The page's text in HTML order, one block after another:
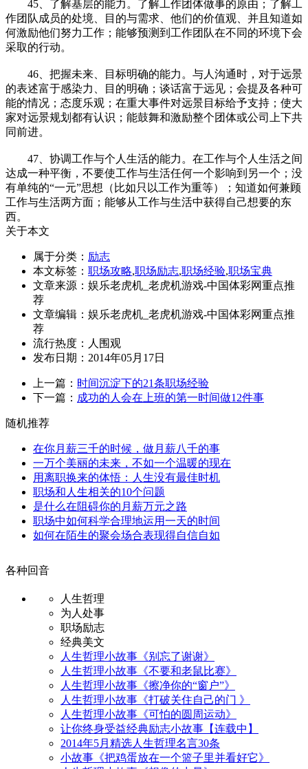
45、了解基层的能力。了解工作团体做事的原由；了解工
作团队成员的处境、目的与需求、他们的价值观、并且知道如
何激励他们努力工作；能够预测到工作团队在不同的环境下会
采取的行动。
46、把握未来、目标明确的能力。与人沟通时，对于远景
的表述富于感染力、目的明确；谈话富于远见；会提及各种可
能的情况；态度乐观；在重大事件对远景目标给予支持；使大
家对远景规划都有认识；能鼓舞和激励整个团体或公司上下共
同前进。
47、协调工作与个人生活的能力。在工作与个人生活之间
达成一种平衡，不要使工作与生活任何一个影响到另一个；没
有单纯的“一元”思想（比如只以工作为重等）；知道如何兼顾
工作与生活两方面；能够从工作与生活中获得自己想要的东
西。
关于本文
属于分类： 励志
本文标签： 职场攻略,职场励志,职场经验,职场宝典
文章来源：娱乐老虎机_老虎机游戏-中国体彩网重点推
荐
文章编辑：娱乐老虎机_老虎机游戏-中国体彩网重点推
荐
流行热度： 人围观
发布日期：2014年05月17日
上一篇： 时间沉淀下的21条职场经验
下一篇： 成功的人会在上班的第一时间做12件事
随机推荐
在你月薪三千的时候，做月薪八千的事
一万个美丽的未来，不如一个温暖的现在
用离职换来的体悟：人生没有最佳时机
职场和人生相关的10个问题
是什么在阻碍你的月薪万元之路
职场中如何科学合理地运用一天的时间
如何在陌生的聚会场合表现得自信自如
各种回音
人生哲理
为人处事
职场励志
经典美文
人生哲理小故事《别忘了谢谢》
人生哲理小故事《不要和老鼠比赛》
人生哲理小故事《擦净你的“窗户”》
人生哲理小故事《打破关住自己的门 》
人生哲理小故事《可怕的圆周运动》
让你终身受益经典励志小故事【连载中】
2014年5月精选人生哲理名言30条
小故事《把鸡蛋放在一个篮子里并看好它》